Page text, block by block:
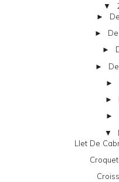
▼
►
►
►
►
►
►
►
▼
Llet De